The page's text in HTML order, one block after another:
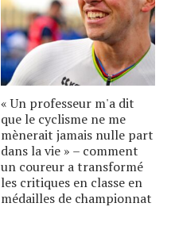
« Un professeur m'a dit
que le cyclisme ne me
mènerait jamais nulle part
dans la vie » – comment
un coureur a transformé
les critiques en classe en
médailles de championnat